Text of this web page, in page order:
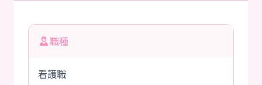
職種
看護職